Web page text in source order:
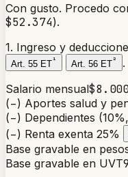
Con gusto. Procedo
$52.374).
1. Ingreso y
Art. 55 ET¹ Art. 56 ET²
.
Salario mensual
(−) Aportes salud y
(−) Dependientes
(−) Renta exenta 25%
Base gravable en
Base gravable en UVT